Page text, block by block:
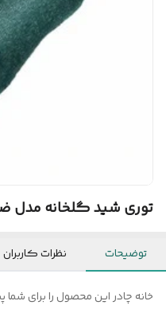
توری شید گلخانه مدل ضدآفتاب
توضیحات نظرات کاربران
خانه چادر این محصول را برای